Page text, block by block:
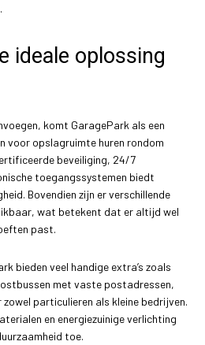
ideale oplossing
komt GaragePark als een
voor opslagruimte huren rondom
beveiliging, 24/7
toegangssystemen biedt
Bovendien zijn er verschillende
wat betekent dat er altijd wel
past.
bieden veel handige extra’s zoals
met vaste postadressen,
particulieren als kleine bedrijven.
en energiezuinige verlichting
toe.